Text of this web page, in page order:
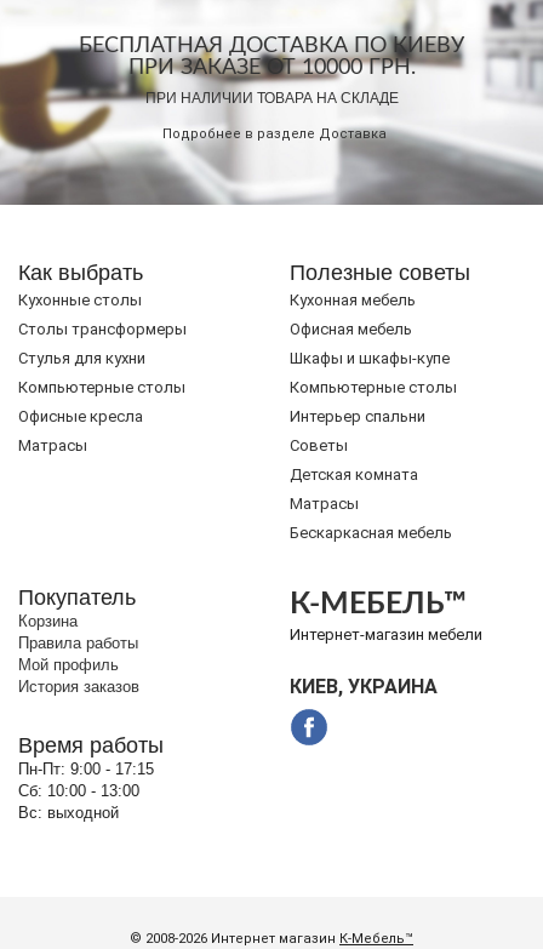
БЕСПЛАТНАЯ ДОСТАВКА ПО КИЕВУ
ПРИ ЗАКАЗЕ ОТ 10000 ГРН.
ПРИ НАЛИЧИИ ТОВАРА НА СКЛАДЕ
Подробнее в разделе Доставка
Как выбрать
Кухонные столы
Cтолы трансформеры
Стулья для кухни
Компьютерные столы
Офисные кресла
Матрасы
Полезные советы
Кухонная мебель
Офисная мебель
Шкафы и шкафы-купе
Компьютерные столы
Интерьер спальни
Советы
Детская комната
Матрасы
Бескаркасная мебель
© 2008-2026 Интернет магазин К-Мебель™
Покупатель
Корзина
Правила работы
Мой профиль
История заказов
Время работы
Пн-Пт: 9:00 - 17:15
Сб: 10:00 - 13:00
Вс: выходной
К-МЕБЕЛЬ™
Интернет-магазин мебели
КИЕВ, УКРАИНА